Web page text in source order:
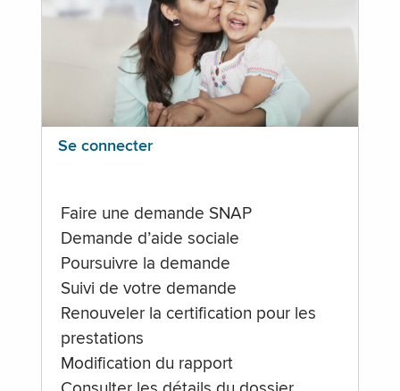
Se connecter
Faire une demande SNAP
Demande d’aide sociale
Poursuivre la demande
Suivi de votre demande
Renouveler la certification pour les
prestations
Modification du rapport